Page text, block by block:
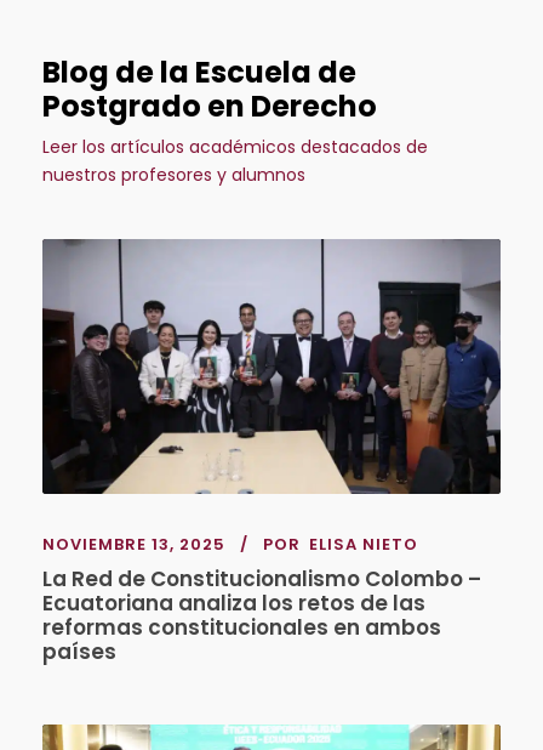
Blog de la Escuela de
Postgrado en Derecho
Leer los artículos académicos destacados de
nuestros profesores y alumnos
NOVIEMBRE 13, 2025 POR ELISA NIETO
La Red de Constitucionalismo Colombo –
Ecuatoriana analiza los retos de las
reformas constitucionales en ambos
países